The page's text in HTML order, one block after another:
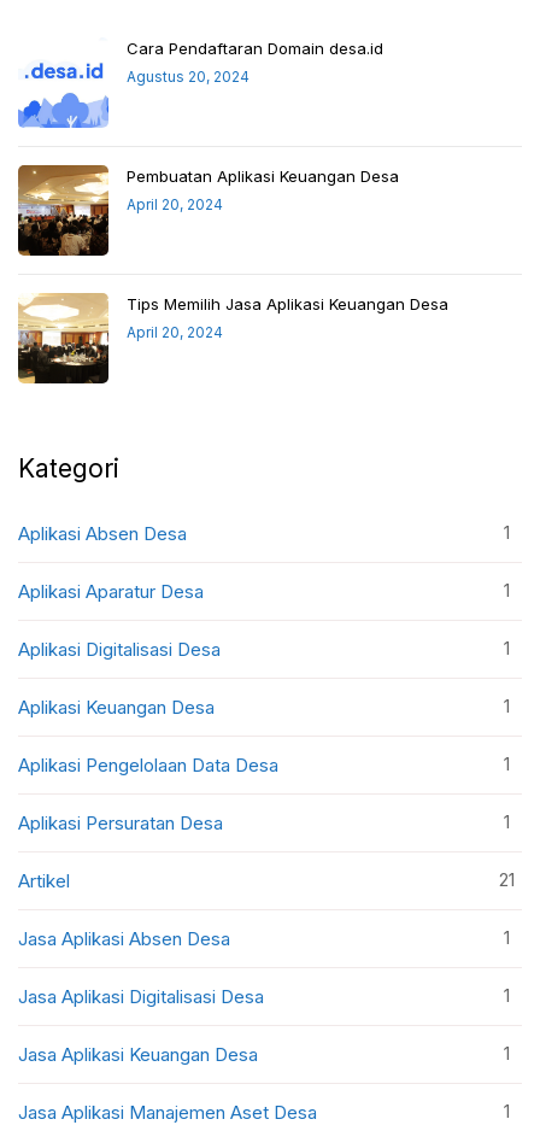
Cara Pendaftaran Domain desa.id
Agustus 20, 2024
Pembuatan Aplikasi Keuangan Desa
April 20, 2024
Tips Memilih Jasa Aplikasi Keuangan Desa
April 20, 2024
Kategori
Aplikasi Absen Desa 1
Aplikasi Aparatur Desa 1
Aplikasi Digitalisasi Desa 1
Aplikasi Keuangan Desa 1
Aplikasi Pengelolaan Data Desa 1
Aplikasi Persuratan Desa 1
Artikel 21
Jasa Aplikasi Absen Desa 1
Jasa Aplikasi Digitalisasi Desa 1
Jasa Aplikasi Keuangan Desa 1
Jasa Aplikasi Manajemen Aset Desa 1